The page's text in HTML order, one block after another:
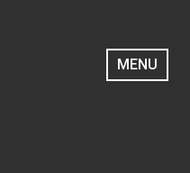
MENU